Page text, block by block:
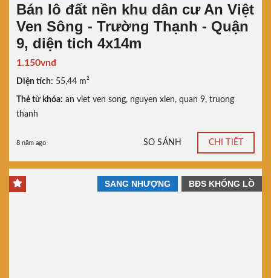
Bán lô đất nền khu dân cư An Việt
Ven Sông - Trường Thạnh - Quận
9, diện tich 4x14m
1.150vnđ
Diện tích: 55,44 m²
Thẻ từ khóa: an viet ven song, nguyen xien, quan 9, truong
thanh
8 năm ago SO SÁNH CHI TIẾT
BĐS KHỔNG LỒ
SANG NHƯỢNG